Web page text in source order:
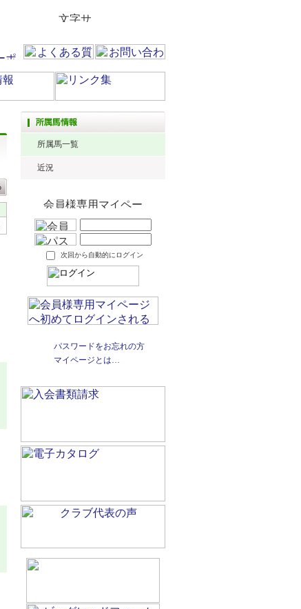
所属馬一覧
近況
次回から自動的にログイン
パスワードをお忘れの方
マイページとは…